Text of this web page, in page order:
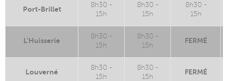
Port-Brillet
8h30 -
15h
8h30 -
15h
8h30 -
15h
L'Huisserie
8h30 -
15h
8h30 -
15h
FERMÉ
Louverné
8h30 -
15h
8h30 -
15h
FERMÉ